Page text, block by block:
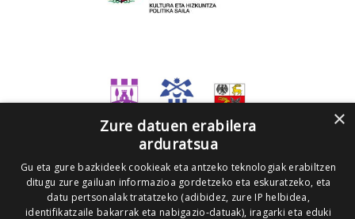
×
Zure datuen erabilera
arduratsua
Gu eta gure bazkideek cookieak eta antzeko teknologiak erabiltzen
ditugu zure gailuan informazioa gordetzeko eta eskuratzeko, eta
datu pertsonalak tratatzeko (adibidez, zure IP helbidea,
identifikatzaile bakarrak eta nabigazio-datuak), iragarki eta eduki